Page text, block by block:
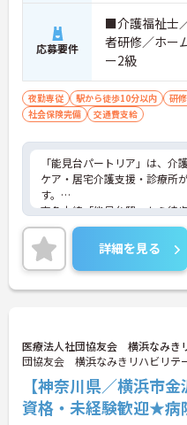
応募要件
■介護福祉士
者研修／ホー
ー2級
夜勤専従 駅から徒歩10分以内 研
社会保険完備
交通費支給
「能見台パートリア」は、介
ケア・居宅介護支援・診療所
す。
京急本線「能見台駅」から徒
勤に便利です。
研修会も多く開かれており、
境が整っています。
ご興味のある方はお気軽にご
詳細を見る
医療法人社団協友会 横浜なみき
団協友会 横浜なみきリハビリテ
【神奈川県／横浜市
資格・未経験歓迎★病